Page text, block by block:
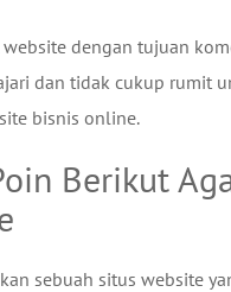
dengan tujuan
dan tidak cukup rumit
bisnis online.
Berikut
sebuah situs website